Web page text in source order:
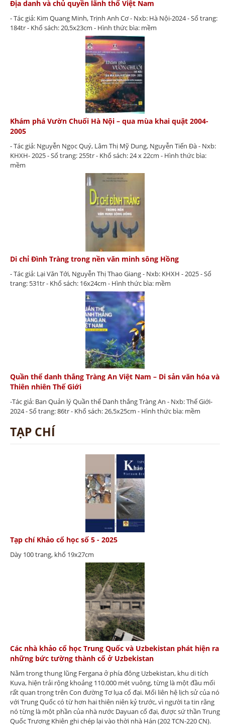
Địa danh và chủ quyền lãnh thổ Việt Nam
- Tác giả: Kim Quang Minh, Trịnh Anh Cơ - Nxb: Hà Nội-2024 - Số trang:
184tr - Khổ sách: 20,5x23cm - Hình thức bìa: mềm
Khám phá Vườn Chuối Hà Nội – qua mùa khai quật 2004-
2005
- Tác giả: Nguyễn Ngọc Quý, Lâm Thị Mỹ Dung, Nguyễn Tiến Đà - Nxb:
KHXH- 2025 - Số trang: 255tr - Khổ sách: 24 x 22cm - Hình thức bìa:
mềm
Di chỉ Đình Tràng trong nền văn minh sông Hồng
- Tác giả: Lại Văn Tới, Nguyễn Thị Thao Giang - Nxb: KHXH - 2025 - Số
trang: 531tr - Khổ sách: 16x24cm - Hình thức bìa: mềm
Quần thể danh thắng Tràng An Việt Nam – Di sản văn hóa và
Thiên nhiên Thế Giới
-Tác giả: Ban Quản lý Quần thể Danh thắng Tràng An - Nxb: Thế Giới-
2024 - Số trang: 86tr - Khổ sách: 26,5x25cm - Hình thức bìa: mềm
TẠP CHÍ
Tạp chí Khảo cổ học số 5 - 2025
Dày 100 trang, khổ 19x27cm
Các nhà khảo cổ học Trung Quốc và Uzbekistan phát hiện ra
những bức tường thành cổ ở Uzbekistan
Nằm trong thung lũng Fergana ở phía đông Uzbekistan, khu di tích
Kuva, hiện trải rộng khoảng 110.000 mét vuông, từng là một đầu mối
rất quan trọng trên Con đường Tơ lụa cổ đại. Mối liên hệ lịch sử của nó
với Trung Quốc có từ hơn hai thiên niên kỷ trước, vì người ta tin rằng
nó từng là một phần của nhà nước Dayuan cổ đại, được sứ thần Trung
Quốc Trương Khiên ghi chép lại vào thời nhà Hán (202 TCN-220 CN).